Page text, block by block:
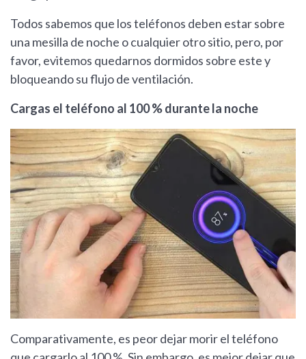
Todos sabemos que los teléfonos deben estar sobre
una mesilla de noche o cualquier otro sitio, pero, por
favor, evitemos quedarnos dormidos sobre este y
bloqueando su flujo de ventilación.
Cargas el teléfono al 100 % durante la noche
Comparativamente, es peor dejar morir el teléfono